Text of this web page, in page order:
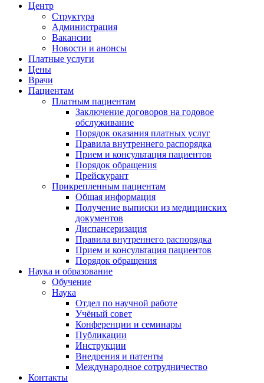
Центр
Структура
Администрация
Вакансии
Новости и анонсы
Платные услуги
Цены
Врачи
Пациентам
Платным пациентам
Заключение договоров на годовое
обслуживание
Порядок оказания платных услуг
Правила внутреннего распорядка
Прием и консультация пациентов
Порядок обращения
Прейскурант
Прикрепленным пациентам
Общая информация
Получение выписки из медицинских
документов
Диспансеризация
Правила внутреннего распорядка
Прием и консультация пациентов
Порядок обращения
Наука и образование
Обучение
Наука
Отдел по научной работе
Учёный совет
Конференции и семинары
Публикации
Инструкции
Внедрения и патенты
Международное сотрудничество
Контакты